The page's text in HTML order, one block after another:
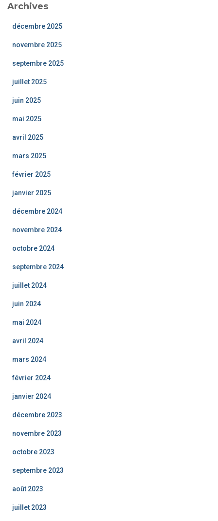
Archives
décembre 2025
novembre 2025
septembre 2025
juillet 2025
juin 2025
mai 2025
avril 2025
mars 2025
février 2025
janvier 2025
décembre 2024
novembre 2024
octobre 2024
septembre 2024
juillet 2024
juin 2024
mai 2024
avril 2024
mars 2024
février 2024
janvier 2024
décembre 2023
novembre 2023
octobre 2023
septembre 2023
août 2023
juillet 2023